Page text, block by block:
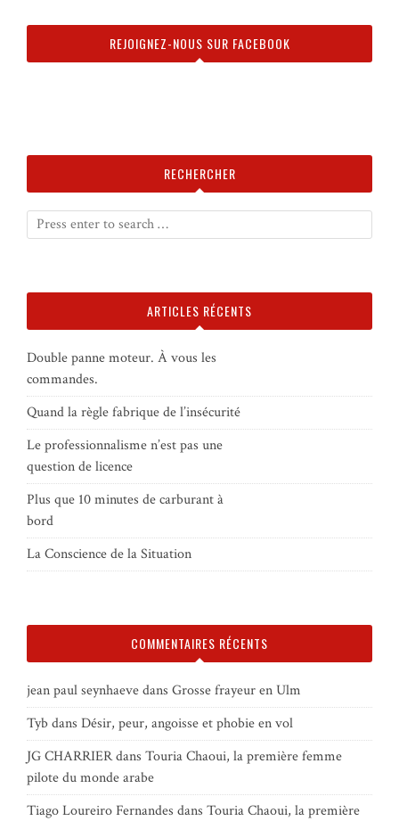
REJOIGNEZ-NOUS SUR FACEBOOK
RECHERCHER
ARTICLES RÉCENTS
Double panne moteur. À vous les
commandes.
Quand la règle fabrique de l’insécurité
Le professionnalisme n’est pas une
question de licence
Plus que 10 minutes de carburant à
bord
La Conscience de la Situation
COMMENTAIRES RÉCENTS
jean paul seynhaevedans Grosse frayeur en Ulm
Tybdans Désir, peur, angoisse et phobie en vol
JG CHARRIERdans Touria Chaoui, la première femme
pilote du monde arabe
Tiago Loureiro Fernandes dans Touria Chaoui, la première